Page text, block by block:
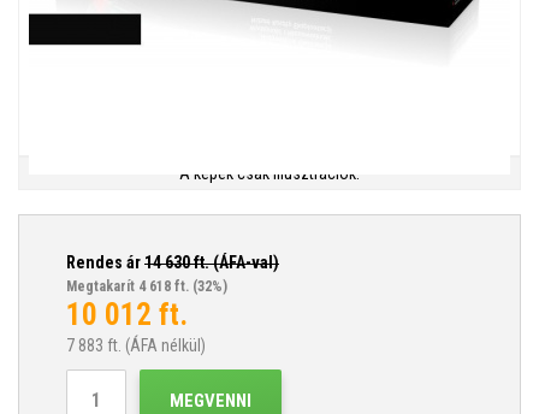
A képek csak illusztrációk.
Rendes ár14 630ft. (ÁFA-val)
Megtakarít 4 618 ft. (32%)
10 012 ft.
7 883 ft. (ÁFA nélkül)
MEGVENNI